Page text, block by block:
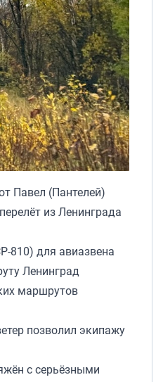
Павел (Пантелей)
из Ленинграда
810) для авиазвена
Ленинград
маршрутов
позволил экипажу
с серьёзными